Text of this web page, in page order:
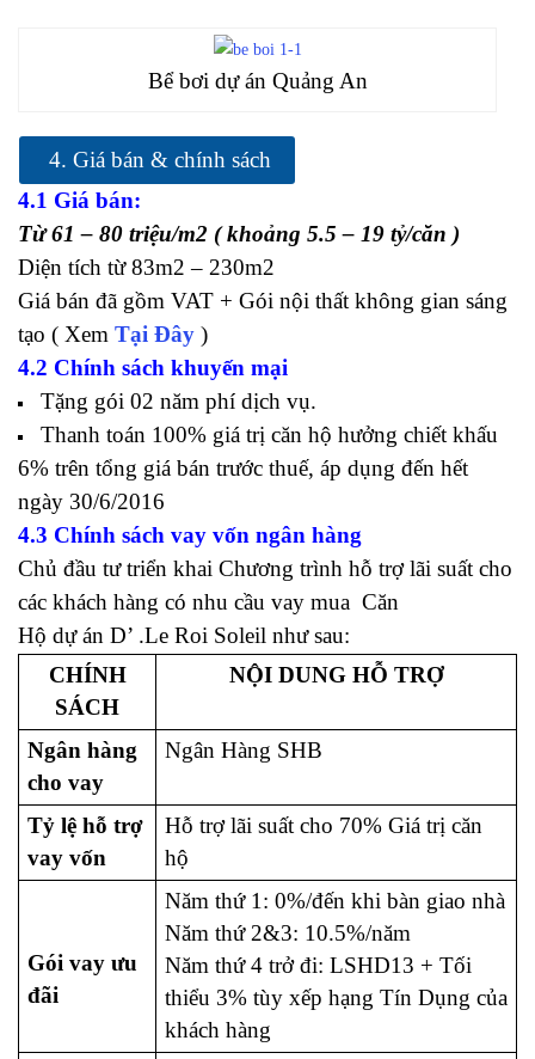
Bể bơi dự án Quảng An
4. Giá bán & chính sách
4.1 Giá bán:
Từ 61 – 80 triệu/m2 ( khoảng 5.5 – 19 tỷ/căn )
Diện tích từ 83m2 – 230m2
Giá bán đã gồm VAT + Gói nội thất không gian sáng
tạo ( Xem Tại Đây )
4.2 Chính sách khuyến mại
Tặng gói 02 năm phí dịch vụ.
Thanh toán 100% giá trị căn hộ hưởng chiết khấu
6% trên tổng giá bán trước thuế, áp dụng đến hết
ngày 30/6/2016
4.3 Chính sách vay vốn ngân hàng
Chủ đầu tư triển khai Chương trình hỗ trợ lãi suất cho
các khách hàng có nhu cầu vay mua Căn
Hộ dự án D’ .Le Roi Soleil như sau:
CHÍNH
SÁCH
NỘI DUNG HỖ TRỢ
Ngân hàng
cho vay
Ngân Hàng SHB
Tỷ lệ hỗ trợ
vay vốn
Hỗ trợ lãi suất cho 70% Giá trị căn
hộ
Gói vay ưu
đãi
Năm thứ 1: 0%/đến khi bàn giao nhà
Năm thứ 2&3: 10.5%/năm
Năm thứ 4 trở đi: LSHD13 + Tối
thiểu 3% tùy xếp hạng Tín Dụng của
khách hàng